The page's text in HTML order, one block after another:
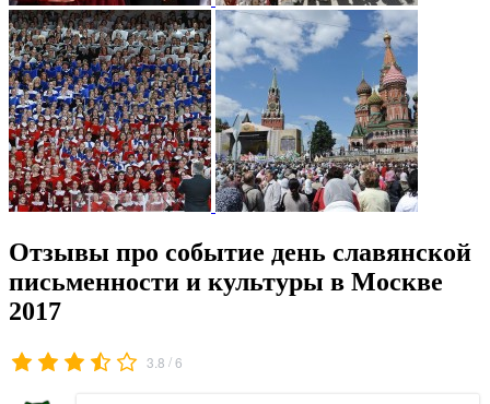
Отзывы про событие день славянской
письменности и культуры в Москве
2017
3.8 /6